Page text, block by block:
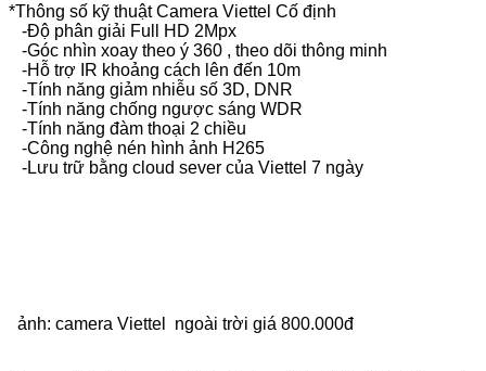
*Thông số kỹ thuật Camera Viettel Cố định
-Độ phân giải Full HD 2Mpx
-Góc nhìn xoay theo ý 360 , theo dõi thông minh
-Hỗ trợ IR khoảng cách lên đến 10m
-Tính năng giảm nhiễu số 3D, DNR
-Tính năng chống ngược sáng WDR
-Tính năng đàm thoại 2 chiều
-Công nghệ nén hình ảnh H265
-Lưu trữ bằng cloud sever của Viettel 7 ngày
ảnh: camera Viettel ngoài trời giá 800.000đ